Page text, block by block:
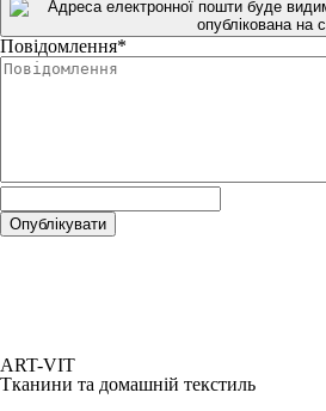
Повідомлення*
ART-VIT
Тканини та домашній текстиль